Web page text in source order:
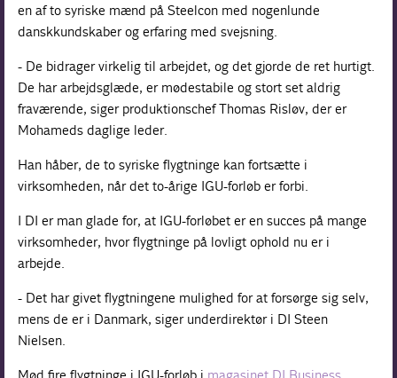
en af to syriske mænd på Steelcon med nogenlunde
danskkundskaber og erfaring med svejsning.
- De bidrager virkelig til arbejdet, og det gjorde de ret hurtigt.
De har arbejdsglæde, er mødestabile og stort set aldrig
fraværende, siger produktionschef Thomas Risløv, der er
Mohameds daglige leder.
Han håber, de to syriske flygtninge kan fortsætte i
virksomheden, når det to-årige IGU-forløb er forbi.
I DI er man glade for, at IGU-forløbet er en succes på mange
virksomheder, hvor flygtninge på lovligt ophold nu er i
arbejde.
- Det har givet flygtningene mulighed for at forsørge sig selv,
mens de er i Danmark, siger underdirektør i DI Steen
Nielsen.
Mød fire flygtninge i IGU-forløb i magasinet DI Business